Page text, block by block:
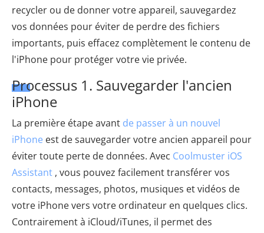
recycler ou de donner votre appareil, sauvegardez
vos données pour éviter de perdre des fichiers
importants, puis effacez complètement le contenu de
l'iPhone pour protéger votre vie privée.
Processus 1. Sauvegarder l'ancien
iPhone
La première étape avant de passer à un nouvel
iPhone est de sauvegarder votre ancien appareil pour
éviter toute perte de données. Avec Coolmuster iOS
Assistant , vous pouvez facilement transférer vos
contacts, messages, photos, musiques et vidéos de
votre iPhone vers votre ordinateur en quelques clics.
Contrairement à iCloud/iTunes, il permet des